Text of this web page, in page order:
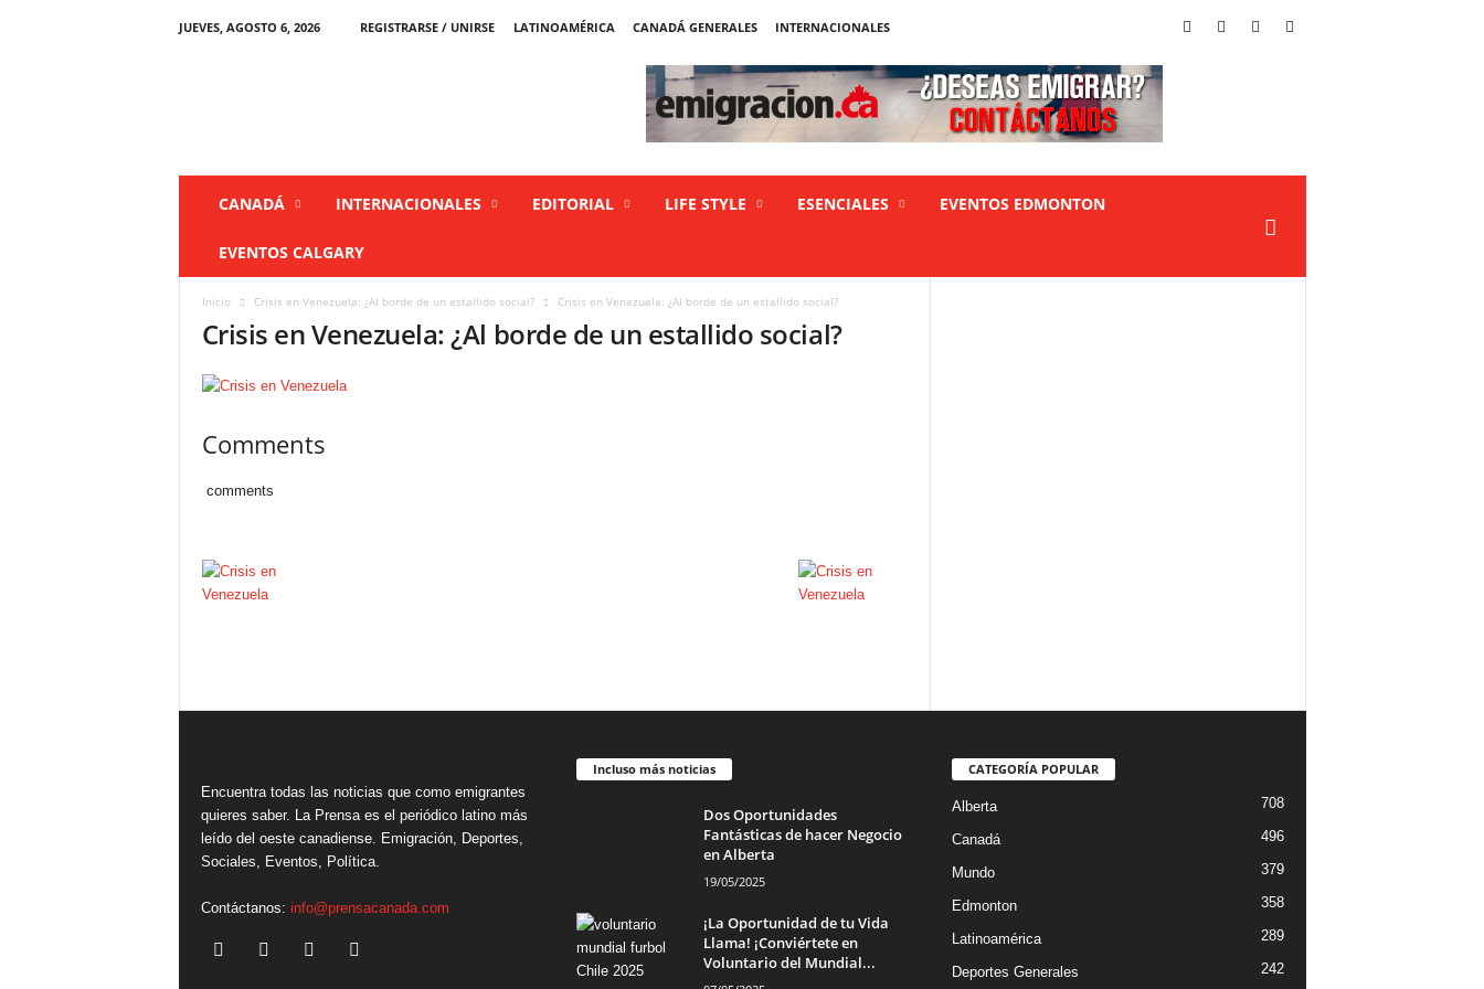
JUEVES, AGOSTO 6, 2026 REGISTRARSE / UNIRSE LATINOAMÉRICA CANADÁ GENERALES
INTERNACIONALES
CANADÁ INTERNACIONALES EDITORIAL LIFE STYLE ESENCIALES EVENTOS EDMONTON
EVENTOS CALGARY
Inicio Crisis en Venezuela: ¿Al borde de un estallido social? Crisis en Venezuela: ¿Al borde de un estallido social?
Crisis en Venezuela: ¿Al borde de un estallido social?
Comments
comments
Encuentra todas las noticias que como emigrantes
quieres saber. La Prensa es el periódico latino más
leído del oeste canadiense. Emigración, Deportes,
Sociales, Eventos, Política.
Contáctanos: info@prensacanada.com
Incluso más noticias
Dos Oportunidades
Fantásticas de hacer Negocio
en Alberta
19/05/2025
¡La Oportunidad de tu Vida
Llama! ¡Conviértete en
Voluntario del Mundial...
CATEGORÍA POPULAR
Alberta 708
Canadá 496
Mundo 379
Edmonton 358
Latinoamérica 289
Deportes Generales 242